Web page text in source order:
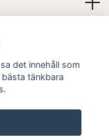
det innehåll som
tänkbara